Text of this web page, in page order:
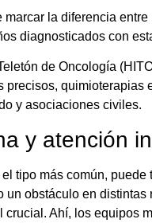
la diferencia
diagnosticados con
de Oncología
precisos,
y asociaciones civiles.
y atención
tipo más común,
obstáculo en
crucial. Ahí, los equipos